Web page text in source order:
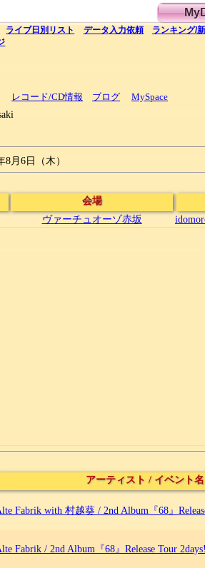
ライブ日別 リスト データ入力依頼 ランキング/
レコード/CD情報 ブログ MySpace
8月6日（木）
会場
ヴァーチュオーゾ赤坂
アーティスト / イベント名
Fabrik with 村越葵 / 2nd Album『68』
Fabrik / 2nd Album『68』Release Tour 2days!